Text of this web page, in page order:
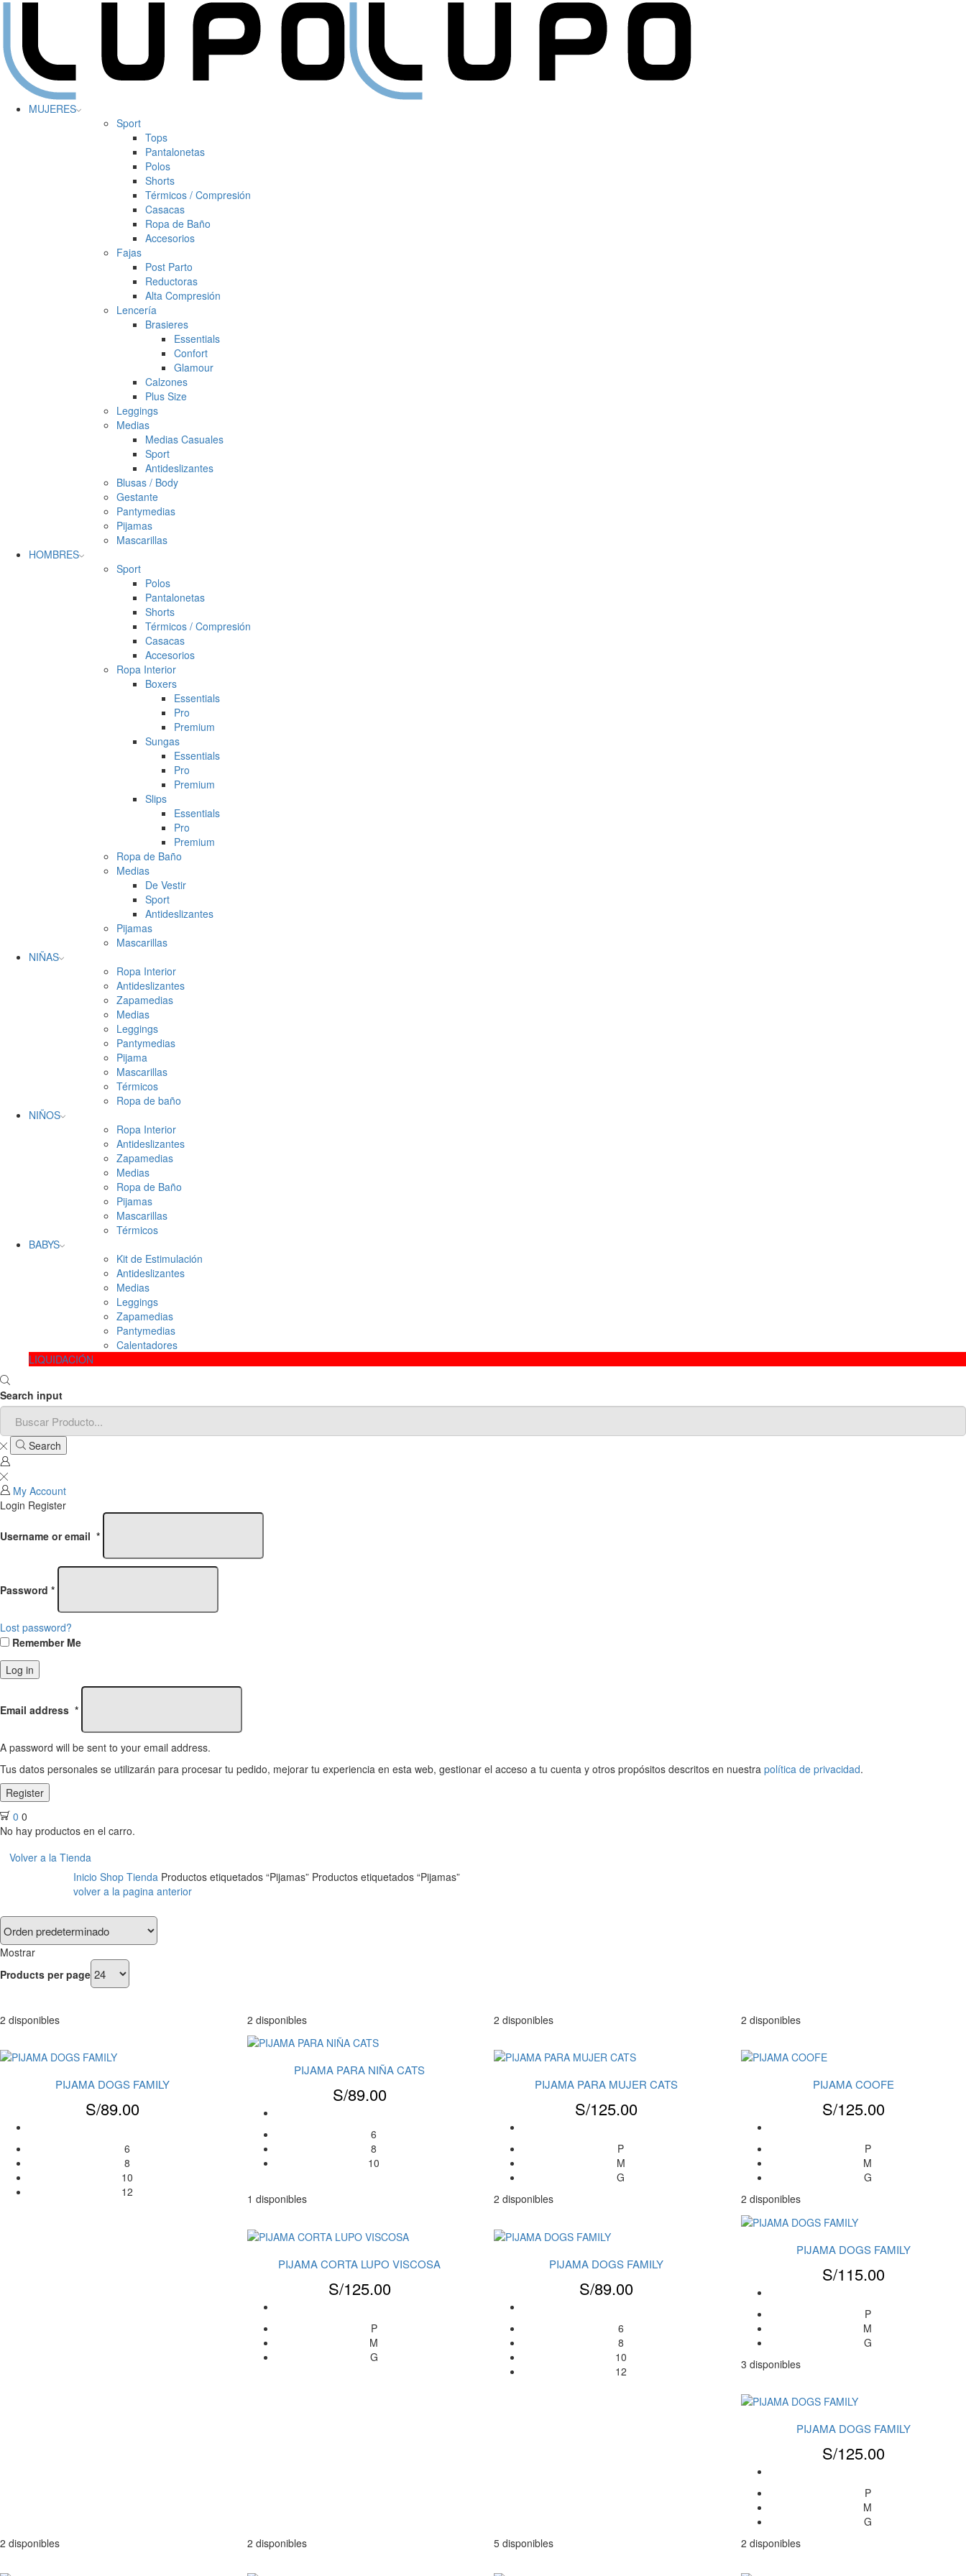
MUJERES
Sport
Tops
Pantalonetas
Polos
Shorts
Térmicos / Compresión
Casacas
Ropa de Baño
Accesorios
Fajas
Post Parto
Reductoras
Alta Compresión
Lencería
Brasieres
Essentials
Confort
Glamour
Calzones
Plus Size
Leggings
Medias
Medias Casuales
Sport
Antideslizantes
Blusas / Body
Gestante
Pantymedias
Pijamas
Mascarillas
HOMBRES
Sport
Polos
Pantalonetas
Shorts
Térmicos / Compresión
Casacas
Accesorios
Ropa Interior
Boxers
Essentials
Pro
Premium
Sungas
Essentials
Pro
Premium
Slips
Essentials
Pro
Premium
Ropa de Baño
Medias
De Vestir
Sport
Antideslizantes
Pijamas
Mascarillas
NIÑAS
Ropa Interior
Antideslizantes
Zapamedias
Medias
Leggings
Pantymedias
Pijama
Mascarillas
Térmicos
Ropa de baño
NIÑOS
Ropa Interior
Antideslizantes
Zapamedias
Medias
Ropa de Baño
Pijamas
Mascarillas
Térmicos
BABYS
Kit de Estimulación
Antideslizantes
Medias
Leggings
Zapamedias
Pantymedias
Calentadores
LIQUIDACIÓN
Search input
Search
My Account
Login Register
Username or email *
Password *
Lost password?
Remember Me
Log in
Email address *
A password will be sent to your email address.
Tus datos personales se utilizarán para procesar tu pedido, mejorar tu experiencia en esta web, gestionar el acceso a tu cuenta y otros propósitos descritos en nuestra política de privacidad.
Register
0 0
No hay productos en el carro.
Volver a la Tienda
Inicio Shop Tienda Productos etiquetados “Pijamas” Productos etiquetados “Pijamas”
volver a la pagina anterior
Mostrar
Products per page
2 disponibles
PIJAMA DOGS FAMILY
S/89.00
6
8
10
12
2 disponibles
PIJAMA PARA NIÑA CATS
S/89.00
6
8
10
2 disponibles
PIJAMA PARA MUJER CATS
S/125.00
P
M
G
2 disponibles
PIJAMA COOFE
S/125.00
P
M
G
1 disponibles
PIJAMA CORTA LUPO VISCOSA
S/125.00
P
M
G
2 disponibles
PIJAMA DOGS FAMILY
S/89.00
6
8
10
12
2 disponibles
PIJAMA DOGS FAMILY
S/115.00
P
M
G
3 disponibles
PIJAMA DOGS FAMILY
S/125.00
P
M
G
2 disponibles
2 disponibles 5 disponibles 2 disponibles